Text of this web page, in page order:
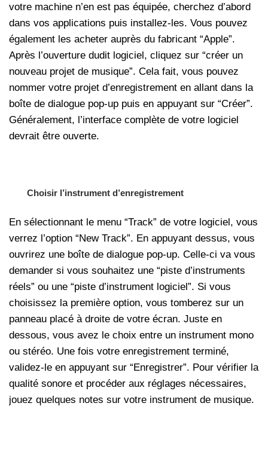
votre machine n’en est pas équipée, cherchez d’abord
dans vos applications puis installez-les. Vous pouvez
également les acheter auprès du fabricant “Apple”.
Après l’ouverture dudit logiciel, cliquez sur “créer un
nouveau projet de musique”. Cela fait, vous pouvez
nommer votre projet d’enregistrement en allant dans la
boîte de dialogue pop-up puis en appuyant sur “Créer”.
Généralement, l’interface complète de votre logiciel
devrait être ouverte.
Choisir l’instrument d’enregistrement
En sélectionnant le menu “Track” de votre logiciel, vous
verrez l’option “New Track”. En appuyant dessus, vous
ouvrirez une boîte de dialogue pop-up. Celle-ci va vous
demander si vous souhaitez une “piste d’instruments
réels” ou une “piste d’instrument logiciel”. Si vous
choisissez la première option, vous tomberez sur un
panneau placé à droite de votre écran. Juste en
dessous, vous avez le choix entre un instrument mono
ou stéréo. Une fois votre enregistrement terminé,
validez-le en appuyant sur “Enregistrer”. Pour vérifier la
qualité sonore et procéder aux réglages nécessaires,
jouez quelques notes sur votre instrument de musique.